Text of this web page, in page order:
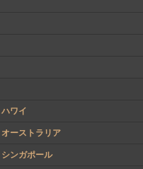
ハワイ
オーストラリア
シンガポール